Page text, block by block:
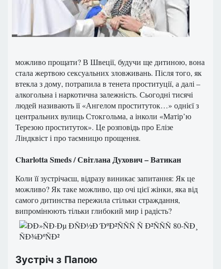
можливо прощати? В Швеції, будучи ще дитиною, вона
стала жертвою сексуальних зловживань. Після того, як
втекла з дому, потрапила в тенета проституції, а далі –
алкогольна і наркотична залежність. Сьогодні тисячі
людей називають її «Ангелом проституток…» однієї з
центральних вулиць Стокгольма, а інколи «Матір’ю
Терезою проституток». Це розповідь про Елізе
Ліндквіст і про таємницю прощення.
Charlotta Smeds / Світлана Духович – Ватикан
Коли її зустрічаєш, відразу виникає запитання: Як це
можливо? Як таке можливо, що очі цієї жінки, яка від
самого дитинства пережила стільки страждання,
випромінюють тільки глибокий мир і радість?
Зустріч з Папою